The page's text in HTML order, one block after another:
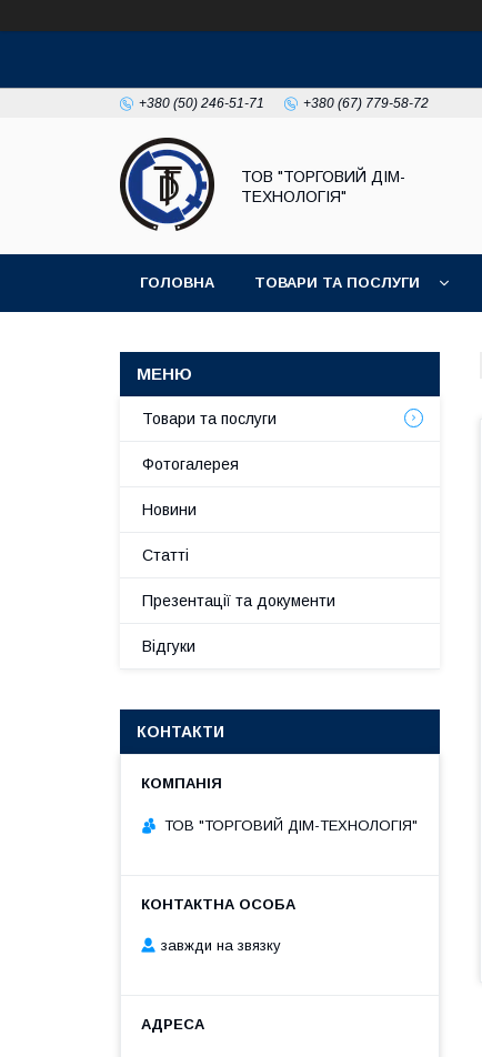
+380 (50) 246-51-71 +380 (67) 779-58-72
ТОВ "ТОРГОВИЙ ДІМ-
ТЕХНОЛОГІЯ"
ГОЛОВНА ТОВАРИ ТА ПОСЛУГИ
Товари та послуги
Фотогалерея
Новини
Статті
Презентації та документи
Відгуки
КОНТАКТИ
ТОВ "ТОРГОВИЙ ДІМ-ТЕХНОЛОГІЯ"
завжди на звязку